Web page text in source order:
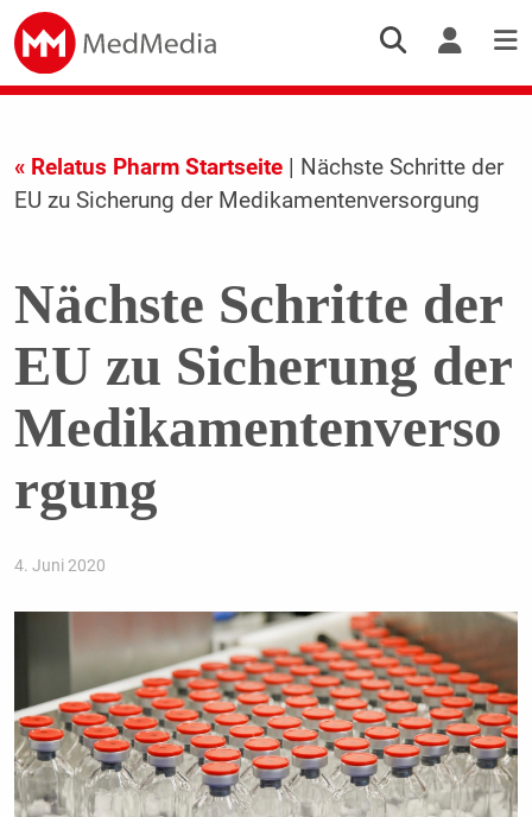
« Relatus Pharm Startseite| Nächste Schritte der
EU zu Sicherung der Medikamentenversorgung
Nächste Schritte der
EU zu Sicherung der
Medikamentenverso
rgung
4. Juni 2020